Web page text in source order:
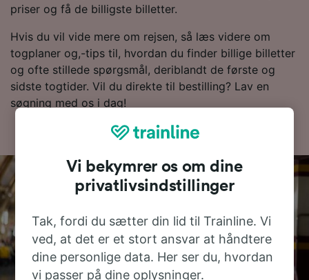
priser og få de billigste billetter.
Hvis du vil vide mere om rejsen, så læs videre om
togplaner og,-tips til, hvordan du finder billige billetter
og ofte stillede spørgsmål, deriblandt de første og
sidste togtider. Vil du direkte til bestilling? Lav en
søgning med os i dag!
Vi bekymrer os om dine
privatlivsindstillinger
Tak, fordi du sætter din lid til Trainline. Vi
ved, at det er et stort ansvar at håndtere
dine personlige data. Her ser du, hvordan
vi passer på dine oplysninger.